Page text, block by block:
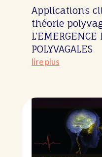
Applications
théorie
POLYVAGALES
lire plus